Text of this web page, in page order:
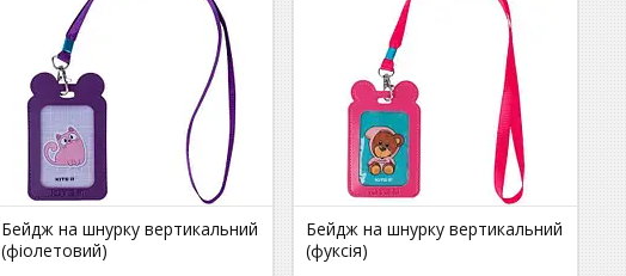
Бейдж на шнурку вертикальний
(фіолетовий)
Бейдж на шнурку вертикальний
(фуксія)